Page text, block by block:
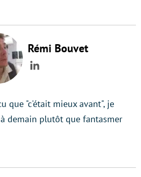
Rémi Bouvet
LinkedIn
que "c'était mieux avant", je
demain plutôt que fantasmer